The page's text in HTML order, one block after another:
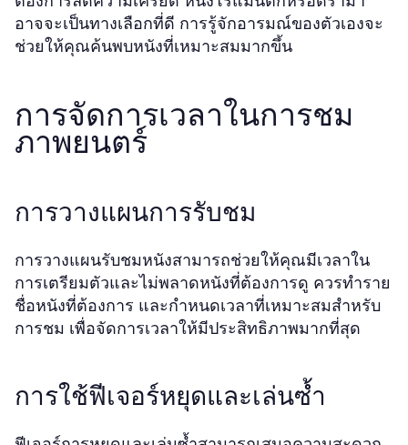
อาจจะเป็นทางเลือกที่ดี การรู้จักอารมณ์ของตัวเองจะ
ช่วยให้คุณค้นพบหนังที่เหมาะสมมากขึ้น
การจัดการเวลาในการชม
ภาพยนตร์
การวางแผนการรับชม
การวางแผนรับชมหนังสามารถช่วยให้คุณมีเวลาใน
การเตรียมตัวและไม่พลาดหนังที่ต้องการดู ควรทำราย
ชื่อหนังที่ต้องการ และกำหนดเวลาที่เหมาะสมสำหรับ
การชม เพื่อจัดการเวลาให้มีประสิทธิภาพมากที่สุด
การใช้ฟีเจอร์หยุดและเล่นซ้ำ